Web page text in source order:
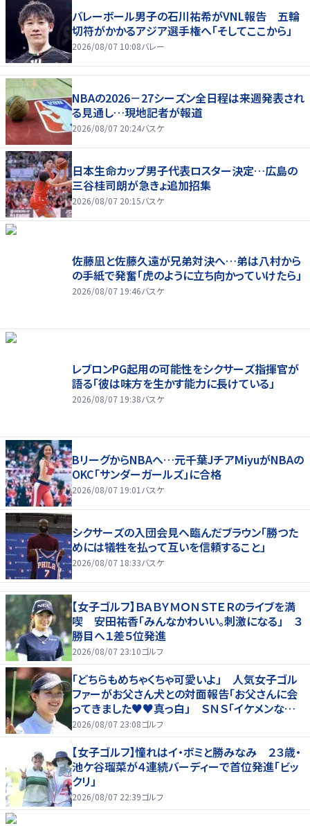
バレーボール男子の石川祐希がVNL報告 五輪
切符がかかるアジア選手権へ「そしてここから」
2026/08/07 10:08バレー
NBAの2026－27シーズン全日程は来週発表され
る見通し…現地記者が報道
2026/08/07 20:24バスケ
日本生命カップ男子代表ロスター決定…広島の
三谷桂司朗が急きょ追加招集
2026/08/07 20:15バスケ
佐藤凪と佐藤久遠が兄弟対決へ…弟は八村から
の手紙で発奮「虎のように立ち向かっていけたら」
2026/08/07 19:46バスケ
レブロンPG起用の可能性をシクサーズ指揮官が
語る「彼は味方を生かす能力に長けている」
2026/08/07 19:38バスケ
BリーグからNBAへ…元千葉JチアMiyuがNBAの
OKC「サンダーガールズ」に合格
2026/08/07 19:01 バスケ
シクサーズの入団会見へ臨んだブラウン「勝つた
めには犠牲を払って互いを信頼すること」
2026/08/07 18:33バスケ
【女子ゴルフ】ＢＡＢＹＭＯＮＳＴＥＲのライブを満
喫 安田祐香「みんなかわいい。刺激になる」 ３
勝目へ１差５位発進
2026/08/07 23:10ゴルフ
「どちらもめちゃくちゃ可愛いよ」 人気女子ゴル
ファーがお父さん犬との対面報告「お父さんに会
ってきました♥♥真っ白」 ＳＮＳ「イケメンなお
父さん」「白戸家入りするんですか？」
2026/08/07 23:08ゴルフ
【女子ゴルフ】憧れはイ・ボミと勝みなみ ２３歳・
池ケ谷瑠菜が４連続バーディーで首位発進「ビッ
クリ」
2026/08/07 22:39ゴルフ